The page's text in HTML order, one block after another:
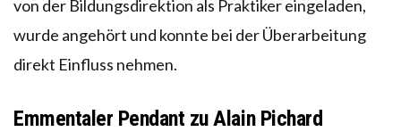
von der Bildungsdirektion als Praktiker eingeladen,
wurde angehört und konnte bei der Überarbeitung
direkt Einfluss nehmen.
Emmentaler Pendant zu Alain Pichard